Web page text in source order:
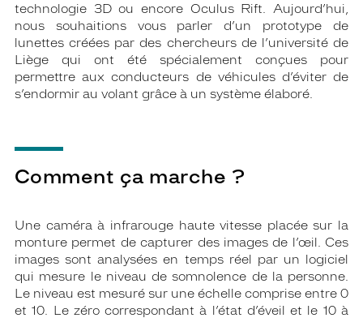
technologie 3D ou encore Oculus Rift. Aujourd’hui,
nous souhaitions vous parler d’un prototype de
lunettes créées par des chercheurs de l’université de
Liège qui ont été spécialement conçues pour
permettre aux conducteurs de véhicules d’éviter de
s’endormir au volant grâce à un système élaboré.
Comment ça marche ?
Une caméra à infrarouge haute vitesse placée sur la
monture permet de capturer des images de l’œil. Ces
images sont analysées en temps réel par un logiciel
qui mesure le niveau de somnolence de la personne.
Le niveau est mesuré sur une échelle comprise entre 0
et 10. Le zéro correspondant à l’état d’éveil et le 10 à